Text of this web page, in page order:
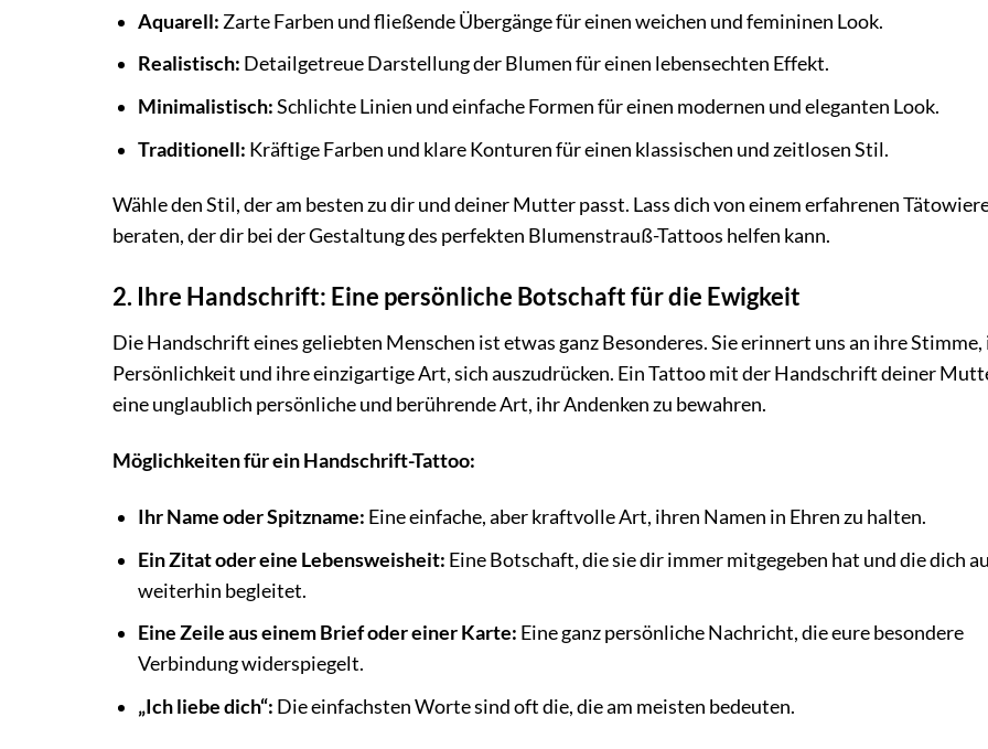
Aquarell: Zarte Farben und fließende Übergänge für einen weichen und femininen Look.
Realistisch: Detailgetreue Darstellung der Blumen für einen lebensechten Effekt.
Minimalistisch:Schlichte Linien und einfache Formen für einen modernen und eleganten Look.
Traditionell: Kräftige Farben und klare Konturen für einen klassischen und zeitlosen Stil.
Wähle den Stil, der am besten zu dir und deiner Mutter passt. Lass dich von einem erfahrenen
beraten, der dir bei der Gestaltung des perfekten Blumenstrauß-Tattoos helfen kann.
2. Ihre Handschrift: Eine persönliche Botschaft für die Ewigkeit
Die Handschrift eines geliebten Menschen ist etwas ganz Besonderes. Sie erinnert uns an ihre Stimme,
Persönlichkeit und ihre einzigartige Art, sich auszudrücken. Ein Tattoo mit der Handschrift deiner
eine unglaublich persönliche und berührende Art, ihr Andenken zu bewahren.
Möglichkeiten für ein Handschrift-Tattoo:
Ihr Name oder Spitzname: Eine einfache, aber kraftvolle Art, ihren Namen in Ehren zu halten.
Ein Zitat oder eine Lebensweisheit: Eine Botschaft, die sie dir immer mitgegeben hat und die dich
weiterhin begleitet.
Eine Zeile aus einem Brief oder einer Karte: Eine ganz persönliche Nachricht, die eure besondere
Verbindung widerspiegelt.
„Ich liebe dich“: Die einfachsten Worte sind oft die, die am meisten bedeuten.